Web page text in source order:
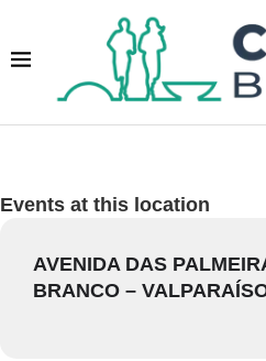
Events at this location
AVENIDA DAS
BRANCO –